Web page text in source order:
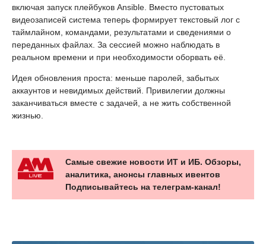
включая запуск плейбуков Ansible. Вместо пустоватых
видеозаписей система теперь формирует текстовый лог с
таймлайном, командами, результатами и сведениями о
переданных файлах. За сессией можно наблюдать в
реальном времени и при необходимости оборвать её.
Идея обновления проста: меньше паролей, забытых
аккаунтов и невидимых действий. Привилегии должны
заканчиваться вместе с задачей, а не жить собственной
жизнью.
Самые свежие новости ИТ и ИБ. Обзоры,
аналитика, анонсы главных ивентов
Подписывайтесь на телеграм-канал!